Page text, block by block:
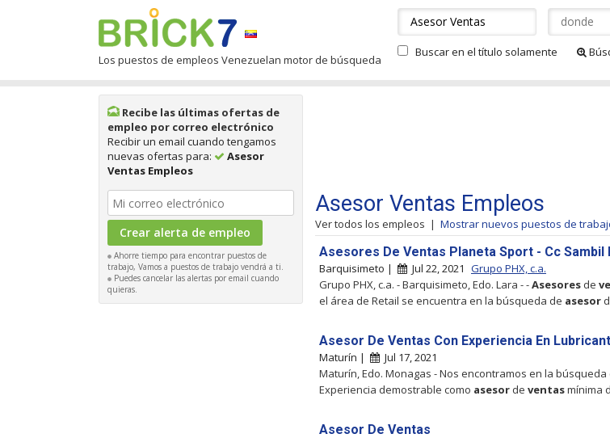
Los puestos de empleos Venezuelan motor de búsqueda
Buscar en el título solamente
Recibe las últimas ofertas de
empleo por correo electrónico
Recibir un email cuando tengamos
nuevas ofertas para:
Asesor
Ventas Empleos
Ahorre tiempo para encontrar puestos de
trabajo, Vamos a puestos de trabajo vendrá a ti.
Puedes cancelar las alertas por email cuando
quieras.
Asesor Ventas Empleos
Ver todos los empleos | Mostrar nuevos puestos de
Asesores De Ventas Planeta Sport - Cc Sambil
Barquisimeto | Jul 22, 2021 Grupo PHX, c.a.
Grupo PHX, c.a. - Barquisimeto, Edo. Lara - -Asesores de
el área de Retail se encuentra en la búsqueda de asesor
Asesor De Ventas Con Experiencia En
Maturín |
Jul 17, 2021
Maturín, Edo. Monagas - Nos encontramos en la búsqueda
Experiencia demostrable como asesor de ventasmínima
Asesor De Ventas